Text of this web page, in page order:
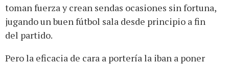
toman fuerza y crean sendas ocasiones sin fortuna,
jugando un buen fútbol sala desde principio a fin
del partido.
Pero la eficacia de cara a portería la iban a poner